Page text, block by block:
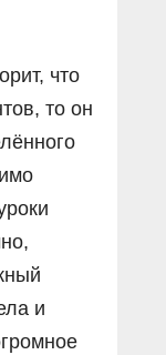
что
то он
и